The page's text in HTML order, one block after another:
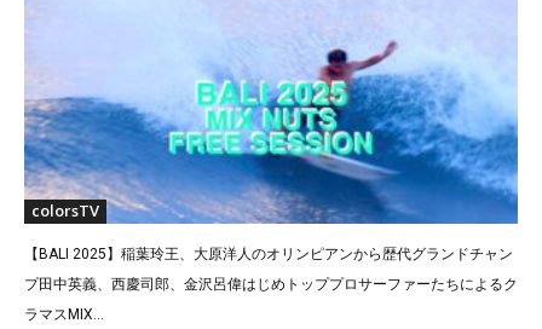
colorsTV
【BALI 2025】稲葉玲王、大原洋人のオリンピアンから歴代グランドチャン
プ田中英義、西慶司郎、金沢呂偉はじめトッププロサーファーたちによるク
ラマスMIX...